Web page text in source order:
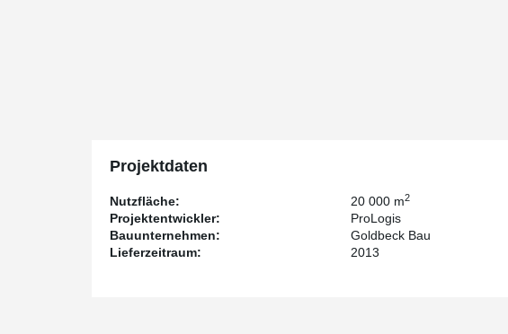
Projektdaten
Nutzfläche: 20 000 m2
Projektentwickler:
ProLogis
Bauunternehmen:
Goldbeck Bau
Lieferzeitraum:
2013